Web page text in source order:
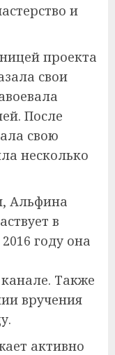
и
проекта
свои
После
свою
несколько
Альфина
в
году она
Также
вручения
активно